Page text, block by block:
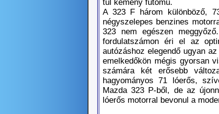
túl kemény futómű.
A 323 F három különböző,
négyszelepes benzines
323 nem egészen
fordulatszámon éri el az
autózáshoz elegendő ugyan
emelkedőkön mégis gyorsan
számára két erősebb
hagyományos 71 lóerős,
Mazda 323 P-ből, de az
lóerős motorral bevonul a